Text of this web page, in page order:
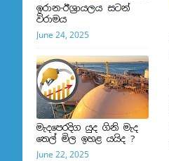
ඉරාන-ඊශ්‍රායලය සටන්
විරාමය
June 24, 2025
මැදපෙරදිග යුද ගිනි මැද
තෙල් මිල ඉහළ යයිද ?
June 22, 2025